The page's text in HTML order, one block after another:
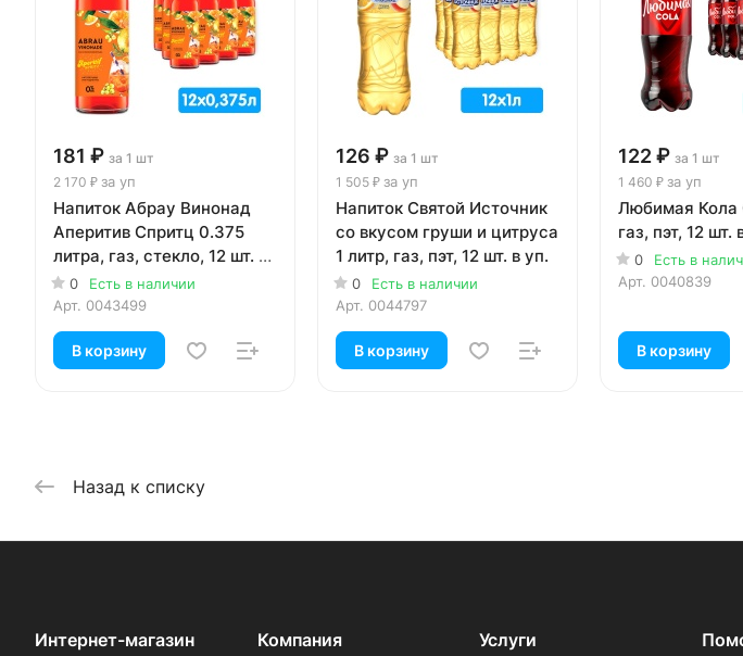
181 ₽ за 1 шт
2 170 ₽ за уп
Напиток Абрау Винонад
Аперитив Спритц 0.375
литра, газ, стекло, 12 шт. в
уп.
0
Есть в наличии
Арт. 0043499
В корзину
126 ₽ за 1 шт
1 505 ₽ за уп
Напиток Святой Источник
со вкусом груши и цитруса
1 литр, газ, пэт, 12 шт. в уп.
0
Есть в наличии
Арт. 0044797
В корзину
122 ₽ за 1 шт
1 460 ₽ за уп
Любимая Кола
газ, пэт, 12 шт.
0
Есть в
Арт. 0040839
В корзину
Назад к списку
Интернет-магазин Компания Услуги